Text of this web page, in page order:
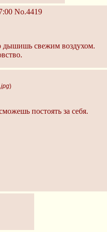
No.4419
дышишь свежим воздухом.
)
постоять за себя.